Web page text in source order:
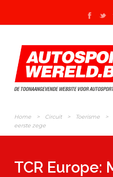
Home > Circuit > Toerisme >
eerste zege
TCR Europe: